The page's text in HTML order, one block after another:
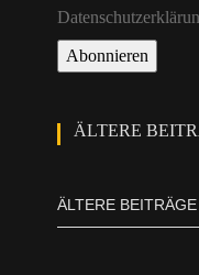
ÄLTERE
ÄLTERE BEITRÄGE